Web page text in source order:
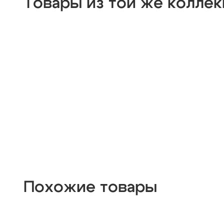
из цветного стекла
Похожие товары